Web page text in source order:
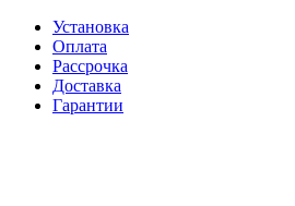
Установка
Оплата
Рассрочка
Доставка
Гарантии